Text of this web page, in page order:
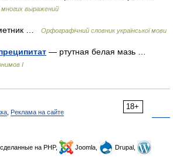
выражений
… Орфографічний словник української мови
— ртутная белая мазь …
I
18+
Реклама на сайте
, сделанные на PHP, Joomla,
Drupal,